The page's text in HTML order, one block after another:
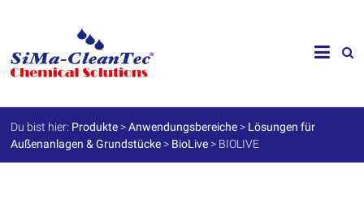
SiMa-
Cleantec
GmbH
Spezialprodukte
für
Du bist hier: Produkte >Anwendungsbereiche > Lösungen für
Außenanlagen & Grundstücke > BioLive > BIOLIVE